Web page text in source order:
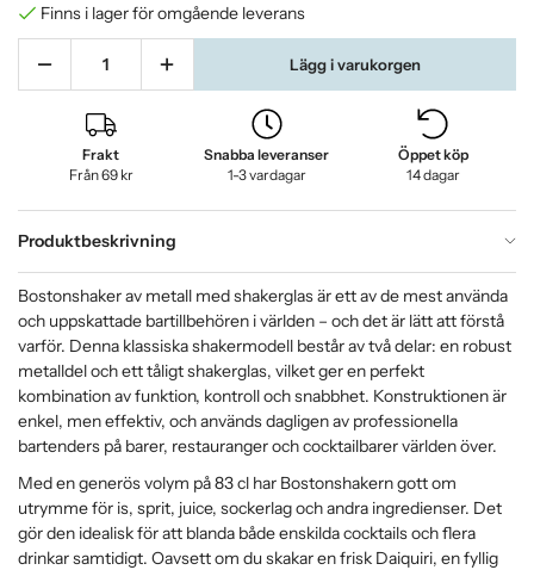
Finns i lager för omgående leverans
Lägg i varukorgen
Frakt
Från 69 kr
Snabba leveranser
1-3 vardagar
Öppet köp
14 dagar
Produktbeskrivning
Bostonshaker av metall med shakerglas är ett av de mest använda
och uppskattade bartillbehören i världen – och det är lätt att förstå
varför. Denna klassiska shakermodell består av två delar: en robust
metalldel och ett tåligt shakerglas, vilket ger en perfekt
kombination av funktion, kontroll och snabbhet. Konstruktionen är
enkel, men effektiv, och används dagligen av professionella
bartenders på barer, restauranger och cocktailbarer världen över.
Med en generös volym på 83 cl har Bostonshakern gott om
utrymme för is, sprit, juice, sockerlag och andra ingredienser. Det
gör den idealisk för att blanda både enskilda cocktails och flera
drinkar samtidigt. Oavsett om du skakar en frisk Daiquiri, en fyllig